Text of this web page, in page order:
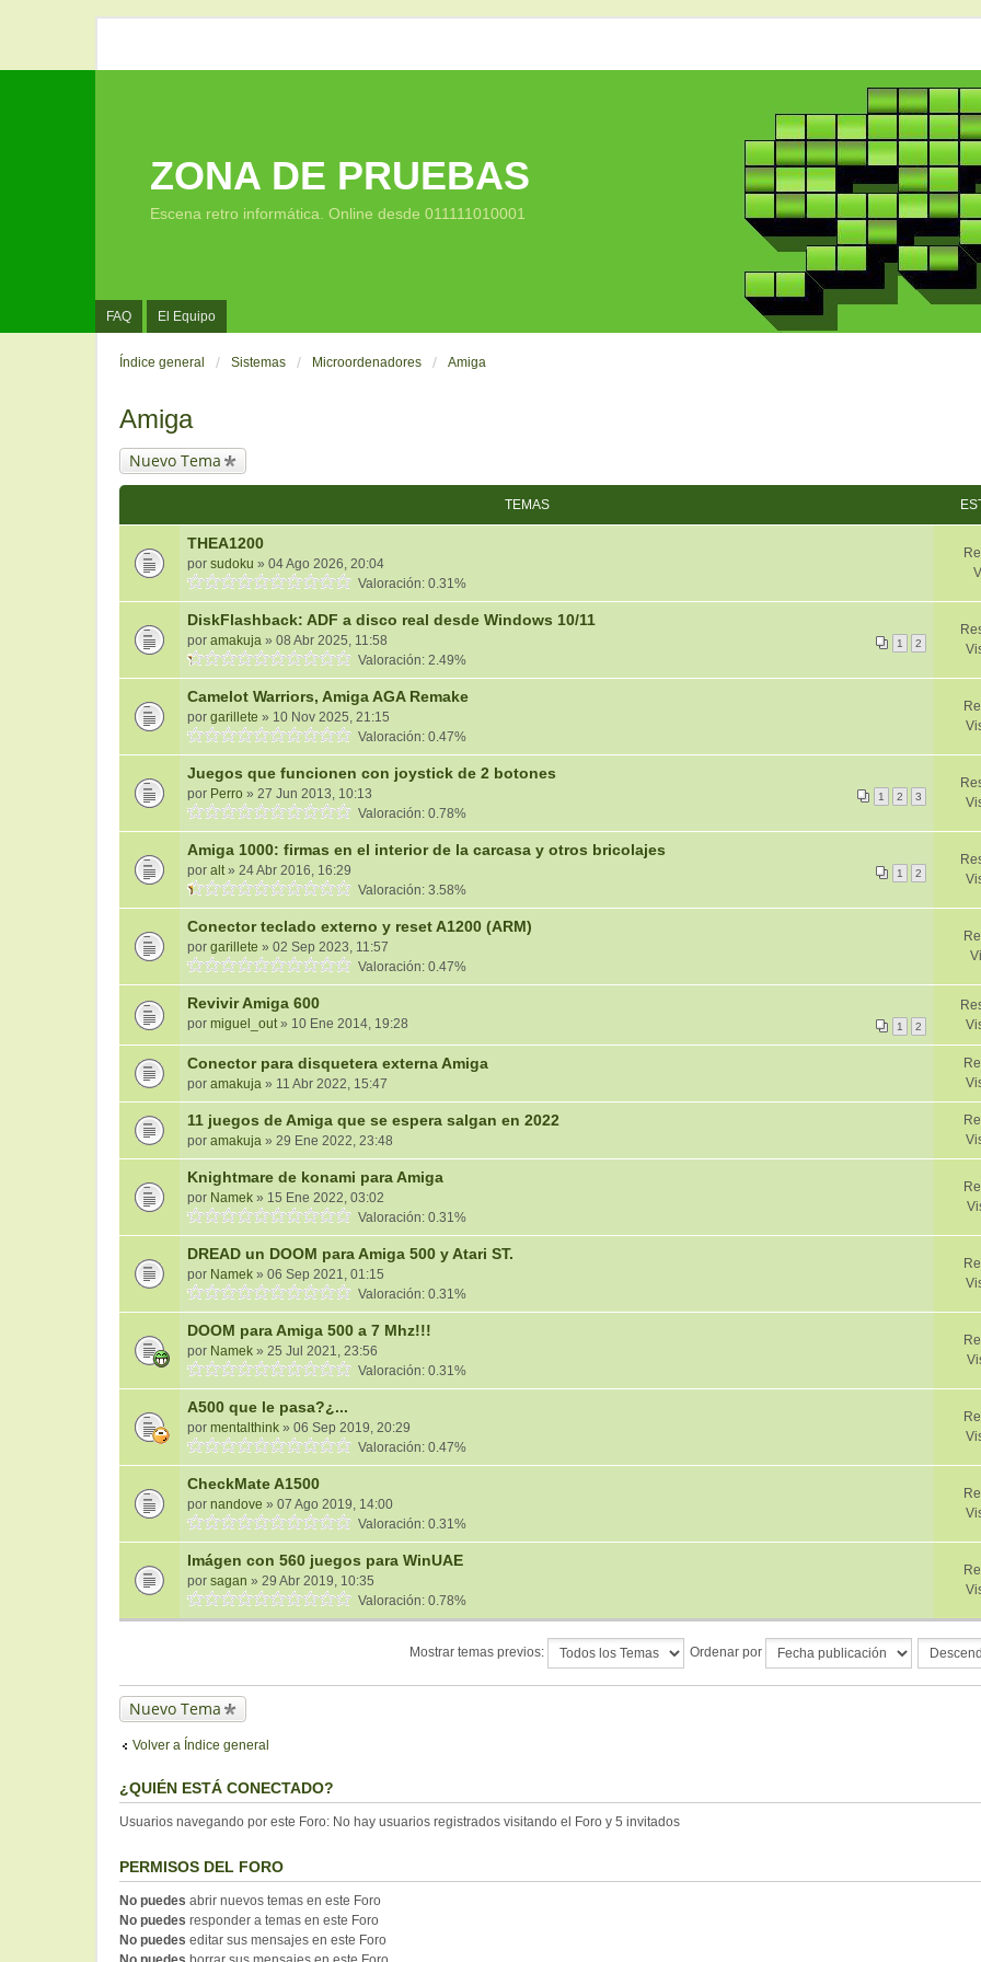
FAQ El Equipo
ZONA DE PRUEBAS
Escena retro informática. Online desde 011111010001
Índice general Sistemas Microordenadores Amiga
Amiga
Nuevo Tema
TEMAS
THEA1200
por sudoku » 04 Ago 2026, 20:04
Valoración: 0.31%
DiskFlashback: ADF a disco real desde Windows 10/11
1 2
por amakuja » 08 Abr 2025, 11:58
Valoración: 2.49%
Camelot Warriors, Amiga AGA Remake
por garillete » 10 Nov 2025, 21:15
Valoración: 0.47%
Juegos que funcionen con joystick de 2 botones
1 2 3
por Perro » 27 Jun 2013, 10:13
Valoración: 0.78%
Amiga 1000: firmas en el interior de la carcasa y otros bricolajes
1 2
por alt» 24 Abr 2016, 16:29
Valoración: 3.58%
Conector teclado externo y reset A1200 (ARM)
por garillete » 02 Sep 2023, 11:57
Valoración: 0.47%
Revivir Amiga 600
1 2
por miguel_out» 10 Ene 2014, 19:28
Conector para disquetera externa Amiga
por amakuja » 11 Abr 2022, 15:47
11 juegos de Amiga que se espera salgan en 2022
por amakuja » 29 Ene 2022, 23:48
Knightmare de konami para Amiga
por Namek » 15 Ene 2022, 03:02
Valoración: 0.31%
DREAD un DOOM para Amiga 500 y Atari ST.
por Namek » 06 Sep 2021, 01:15
Valoración: 0.31%
DOOM para Amiga 500 a 7 Mhz!!!
por Namek » 25 Jul 2021, 23:56
Valoración: 0.31%
A500 que le pasa?¿...
por mentalthink » 06 Sep 2019, 20:29
Valoración: 0.47%
CheckMate A1500
por nandove » 07 Ago 2019, 14:00
Valoración: 0.31%
Imágen con 560 juegos para WinUAE
por sagan » 29 Abr 2019, 10:35
Valoración: 0.78%
Mostrar temas previos: Ordenar por
Nuevo Tema
Volver a Índice general
¿QUIÉN ESTÁ CONECTADO?
Usuarios navegando por este Foro: No hay usuarios registrados visitando el Foro y 5 invitados
PERMISOS DEL FORO
No puedes abrir nuevos temas en este Foro
No puedes responder a temas en este Foro
No puedes editar sus mensajes en este Foro